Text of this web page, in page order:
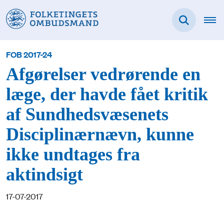
FOB 2017-24
Afgørelser vedrørende en
læge, der havde fået kritik
af Sundhedsvæsenets
Disciplinærnævn, kunne
ikke undtages fra
aktindsigt
17-07-2017